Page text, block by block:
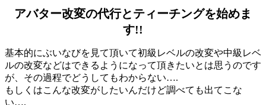
アバター改変の代行とティーチングを始めま
す!!
基本的にぶいなびを見て頂いて初級レベルの改変や中級レベ
ルの改変などはできるようになって頂きたいとは思うのです
が、その過程でどうしてもわからない….
もしくはこんな改変がしたいんだけど調べても出てこな
い….